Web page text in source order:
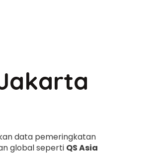
data pemeringkatan
global seperti QS Asia